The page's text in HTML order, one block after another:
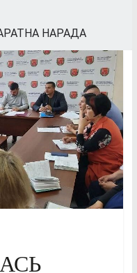
НАРАДА